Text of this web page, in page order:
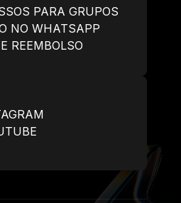
PARA GRUPOS
NO WHATSAPP
REEMBOLSO